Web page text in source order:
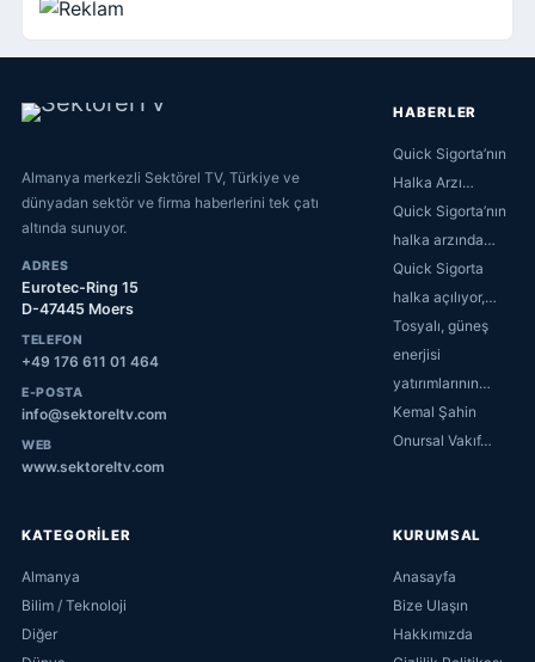
Almanya merkezli Sektörel TV, Türkiye ve
dünyadan sektör ve firma haberlerini tek çatı
altında sunuyor.
ADRES
Eurotec-Ring 15
D-47445 Moers
TELEFON
+49 176 611 01 464
E-POSTA
info@sektoreltv.com
WEB
www.sektoreltv.com
HABERLER
Quick Sigorta’nın
Halka Arzı…
Quick Sigorta’nın
halka arzında…
Quick Sigorta
halka açılıyor,…
Tosyalı, güneş
enerjisi
yatırımlarının…
Kemal Şahin
Onursal Vakıf…
KATEGORİLER
Almanya
Bilim / Teknoloji
Diğer
KURUMSAL
Anasayfa
Bize Ulaşın
Hakkımızda